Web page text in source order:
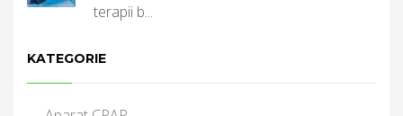
terapii b...
KATEGORIE